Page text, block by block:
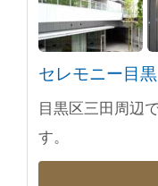
セレモニー目黒
目黒区三田周辺
す。